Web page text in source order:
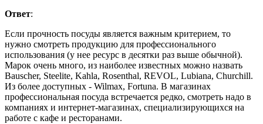
Ответ:
Если прочность посуды является важным критерием, то
нужно смотреть продукцию для профессионального
использования (у нее ресурс в десятки раз выше обычной).
Марок очень много, из наиболее известных можно назвать
Bauscher, Steelite, Kahla, Rosenthal, REVOL, Lubiana, Churchill.
Из более доступных - Wilmax, Fortuna. В магазинах
профессиональная посуда встречается редко, смотреть надо в
компаниях и интернет-магазинах, специализирующихся на
работе с кафе и ресторанами.